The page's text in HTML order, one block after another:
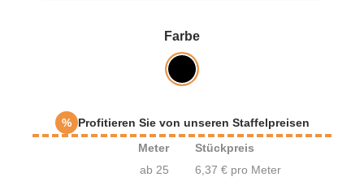
Farbeauswählen
% Profitieren Sie von unseren Staffelpreisen
Meter
Stückpreis
ab 25
6,37 € pro Meter